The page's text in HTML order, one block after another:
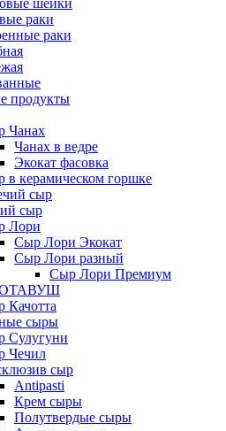
шейки
раки
раки
продукты
Чанах
Чанах в ведре
Экокат фасовка
в керамическом горшке
сыр
сыр
Лори
Сыр Лори Экокат
Сыр Лори разный
Сыр Лори Премиум
Качотта
сыры
Сулугуни
Чечил
сыр
Antipasti
Крем сыры
Полутвердые сыры